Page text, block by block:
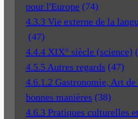
pour l'Europe (74)
4.3.3 Vie externe de la
(47)
4.4.4 XIX° siècle (science)
4.5.5 Autres regards (47)
4.6.1.2 Gastronomie, Art
bonnes manières (38)
4.6.3 Pratiques culturelles